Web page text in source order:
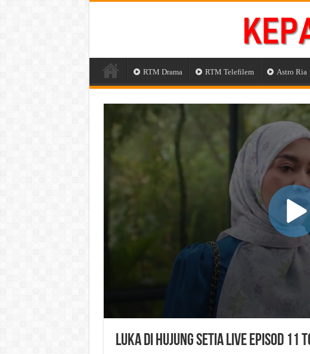
RTM Drama RTM Telefilem Astro Ria
Luka Di Hujung Setia Live Episod 11